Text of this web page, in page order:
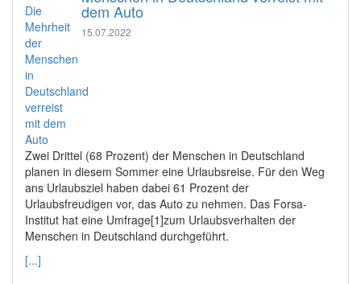
dem Auto
15.07.2022
Zwei Drittel (68 Prozent) der Menschen in Deutschland
planen in diesem Sommer eine Urlaubsreise. Für den Weg
ans Urlaubsziel haben dabei 61 Prozent der
Urlaubsfreudigen vor, das Auto zu nehmen. Das Forsa-
Institut hat eine Umfrage[1]zum Urlaubsverhalten der
Menschen in Deutschland durchgeführt.
[...]